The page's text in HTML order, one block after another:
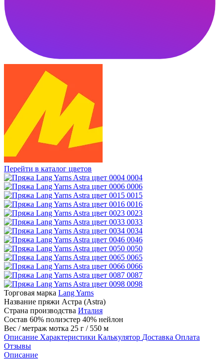
Перейти в каталог цветов
0004
0006
0015
0016
0023
0033
0034
0046
0050
0065
0066
0087
0098
Торговая марка Lang Yarns
Название пряжи Астра (Astra)
Страна производства Италия
Состав 60% полиэстер 40% нейлон
Вес / метраж мотка 25 г / 550 м
Описание Характеристики Калькулятор Доставка Оплата
Отзывы
Описание